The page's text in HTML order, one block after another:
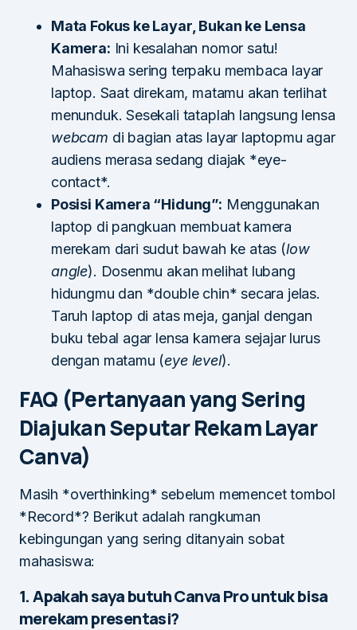
Mata Fokus ke Layar, Bukan ke Lensa
Kamera: Ini kesalahan nomor satu!
Mahasiswa sering terpaku membaca layar
laptop. Saat direkam, matamu akan terlihat
menunduk. Sesekali tataplah langsung lensa
webcam di bagian atas layar laptopmu agar
audiens merasa sedang diajak *eye-
contact*.
Posisi Kamera “Hidung”: Menggunakan
laptop di pangkuan membuat kamera
merekam dari sudut bawah ke atas (low
angle). Dosenmu akan melihat lubang
hidungmu dan *double chin* secara jelas.
Taruh laptop di atas meja, ganjal dengan
buku tebal agar lensa kamera sejajar lurus
dengan matamu (eye level).
FAQ (Pertanyaan yang Sering
Diajukan Seputar Rekam Layar
Canva)
Masih *overthinking* sebelum memencet tombol
*Record*? Berikut adalah rangkuman
kebingungan yang sering ditanyain sobat
mahasiswa:
1. Apakah saya butuh Canva Pro untuk bisa
merekam presentasi?